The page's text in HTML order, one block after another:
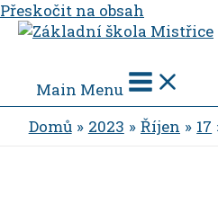
Přeskočit na obsah
Main Menu
Domů
2023 Říjen 17